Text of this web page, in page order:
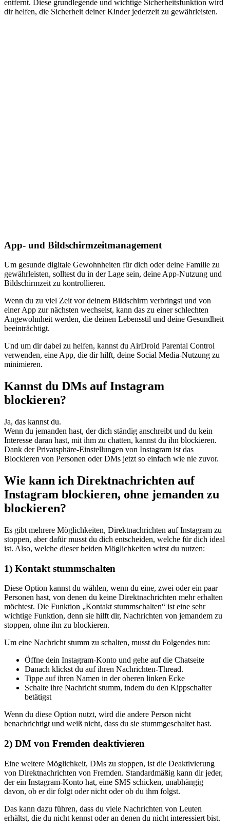
entfernt. Diese grundlegende und wichtige Sicherheitsfunktion wird
dir helfen, die Sicherheit deiner Kinder jederzeit zu gewährleisten.
App- und Bildschirmzeitmanagement
Um gesunde digitale Gewohnheiten für dich oder deine Familie zu
gewährleisten, solltest du in der Lage sein, deine App-Nutzung und
Bildschirmzeit zu kontrollieren.
Wenn du zu viel Zeit vor deinem Bildschirm verbringst und von
einer App zur nächsten wechselst, kann das zu einer schlechten
Angewohnheit werden, die deinen Lebensstil und deine Gesundheit
beeinträchtigt.
Und um dir dabei zu helfen, kannst du AirDroid Parental Control
verwenden, eine App, die dir hilft, deine Social Media-Nutzung zu
minimieren.
Kannst du DMs auf Instagram
blockieren?
Ja, das kannst du.
Wenn du jemanden hast, der dich ständig anschreibt und du kein
Interesse daran hast, mit ihm zu chatten, kannst du ihn blockieren.
Dank der Privatsphäre-Einstellungen von Instagram ist das
Blockieren von Personen oder DMs jetzt so einfach wie nie zuvor.
Wie kann ich Direktnachrichten auf
Instagram blockieren, ohne jemanden zu
blockieren?
Es gibt mehrere Möglichkeiten, Direktnachrichten auf Instagram zu
stoppen, aber dafür musst du dich entscheiden, welche für dich ideal
ist. Also, welche dieser beiden Möglichkeiten wirst du nutzen:
1) Kontakt stummschalten
Diese Option kannst du wählen, wenn du eine, zwei oder ein paar
Personen hast, von denen du keine Direktnachrichten mehr erhalten
möchtest. Die Funktion „Kontakt stummschalten“ ist eine sehr
wichtige Funktion, denn sie hilft dir, Nachrichten von jemandem zu
stoppen, ohne ihn zu blockieren.
Um eine Nachricht stumm zu schalten, musst du Folgendes tun:
Öffne dein Instagram-Konto und gehe auf die Chatseite
Danach klickst du auf ihren Nachrichten-Thread.
Tippe auf ihren Namen in der oberen linken Ecke
Schalte ihre Nachricht stumm, indem du den Kippschalter
betätigst
Wenn du diese Option nutzt, wird die andere Person nicht
benachrichtigt und weiß nicht, dass du sie stummgeschaltet hast.
2) DM von Fremden deaktivieren
Eine weitere Möglichkeit, DMs zu stoppen, ist die Deaktivierung
von Direktnachrichten von Fremden. Standardmäßig kann dir jeder,
der ein Instagram-Konto hat, eine SMS schicken, unabhängig
davon, ob er dir folgt oder nicht oder ob du ihm folgst.
Das kann dazu führen, dass du viele Nachrichten von Leuten
erhältst, die du nicht kennst oder an denen du nicht interessiert bist.